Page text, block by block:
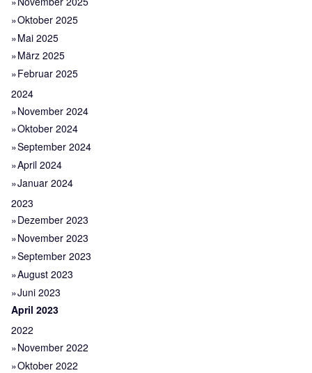
Oktober 2025
Mai 2025
März 2025
Februar 2025
2024
November 2024
Oktober 2024
September 2024
April 2024
Januar 2024
2023
Dezember 2023
November 2023
September 2023
August 2023
Juni 2023
April 2023
2022
November 2022
Oktober 2022